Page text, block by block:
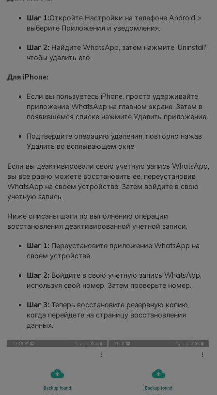
Шаг 1:Откройте Настройки на телефоне Android >
выберите Приложения и уведомления.
Шаг 2: Найдите WhatsApp, затем нажмите 'Uninstall',
чтобы удалить его.
Для iPhone:
Если вы пользуетесь iPhone, просто удерживайте
приложение WhatsApp на главном экране. Затем в
появившемся списке нажмите Удалить приложение.
Подтвердите операцию удаления, повторно нажав
Удалить во всплывающем окне.
Если вы деактивировали свою учетную запись WhatsApp,
вы все равно можете восстановить ее, переустановив
WhatsApp на своем устройстве. Затем войдите в свою
учетную запись.
Ниже описаны шаги по выполнению операции
восстановления деактивированной учетной записи;
Шаг 1: Переустановите приложение WhatsApp на
своем устройстве.
Шаг 2: Войдите в свою учетную запись WhatsApp,
используя свой номер. Затем проверьте номер.
Шаг 3: Теперь восстановите резервную копию,
когда перейдете на страницу восстановления
данных.